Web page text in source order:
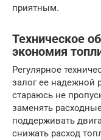
приятным.
Техническое
экономия
Регулярное
залог ее надежной
стараюсь не
заменять
поддерживать
снижать расход